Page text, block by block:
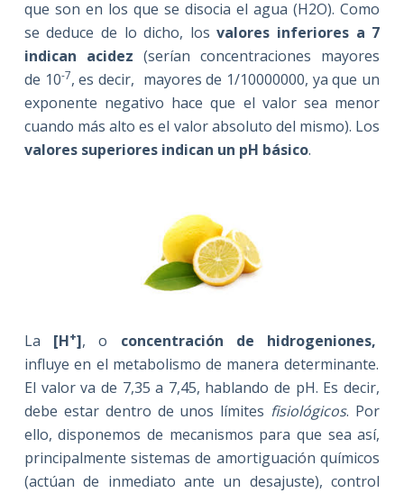
que son en los que se disocia el agua (H2O). Como
se deduce de lo dicho, los valores inferiores a 7
indican acidez (serían concentraciones mayores
de 10-7, es decir, mayores de 1/10000000, ya que un
exponente negativo hace que el valor sea menor
cuando más alto es el valor absoluto del mismo). Los
valores superiores indican un pH básico.
La [H+], o concentración de hidrogeniones,
influye en el metabolismo de manera determinante.
El valor va de 7,35 a 7,45, hablando de pH. Es decir,
debe estar dentro de unos límites fisiológicos. Por
ello, disponemos de mecanismos para que sea así,
principalmente sistemas de amortiguación químicos
(actúan de inmediato ante un desajuste), control